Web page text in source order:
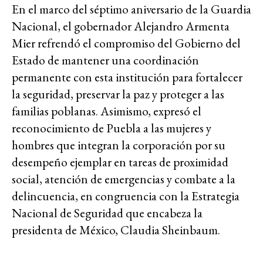
En el marco del séptimo aniversario de la Guardia
Nacional, el gobernador Alejandro Armenta
Mier refrendó el compromiso del Gobierno del
Estado de mantener una coordinación
permanente con esta institución para fortalecer
la seguridad, preservar la paz y proteger a las
familias poblanas. Asimismo, expresó el
reconocimiento de Puebla a las mujeres y
hombres que integran la corporación por su
desempeño ejemplar en tareas de proximidad
social, atención de emergencias y combate a la
delincuencia, en congruencia con la Estrategia
Nacional de Seguridad que encabeza la
presidenta de México, Claudia Sheinbaum.